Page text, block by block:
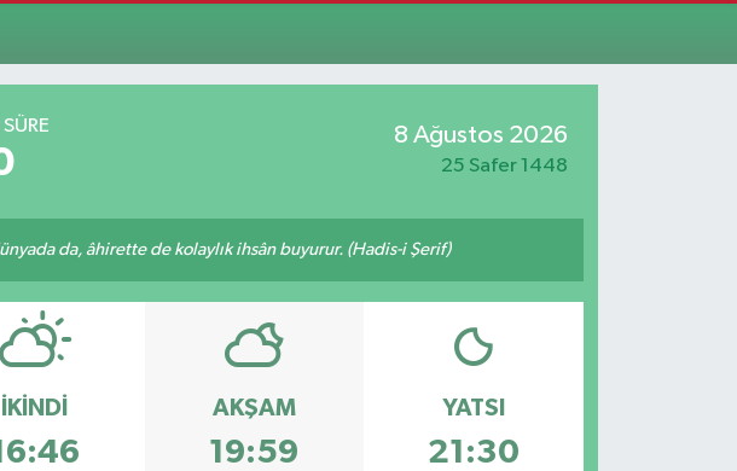
8 Ağustos 2026
25 Safer 1448
da, âhirette de kolaylık ihsân buyurur. (Hadis-i Şerif)
İKINDI AKŞAM
19:59
YATSI
21:30